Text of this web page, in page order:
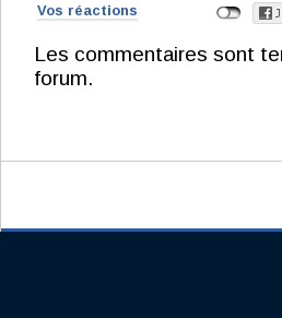
Vos réactions
Les commentaires sont
forum.